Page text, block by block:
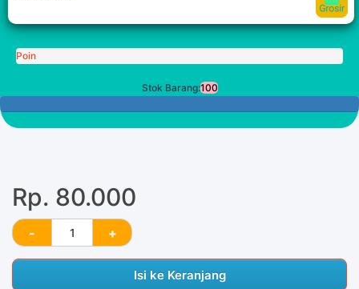
Poin
Stok Barang:100
Rp. 80.000
Isi ke Keranjang